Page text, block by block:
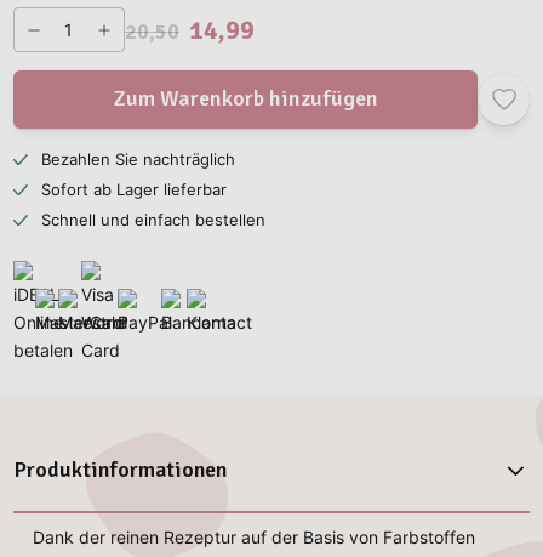
20,50 14,99
Zum Warenkorb hinzufügen
Bezahlen Sie nachträglich
Sofort ab Lager lieferbar
Schnell und einfach bestellen
Produktinformationen
Dank der reinen Rezeptur auf der Basis von Farbstoffen